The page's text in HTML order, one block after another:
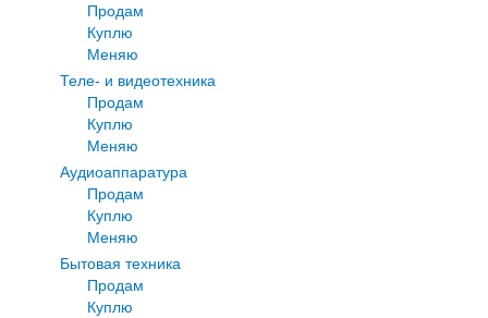
Продам
Куплю
Меняю
Теле- и видеотехника
Продам
Куплю
Меняю
Аудиоаппаратура
Продам
Куплю
Меняю
Бытовая техника
Продам
Куплю